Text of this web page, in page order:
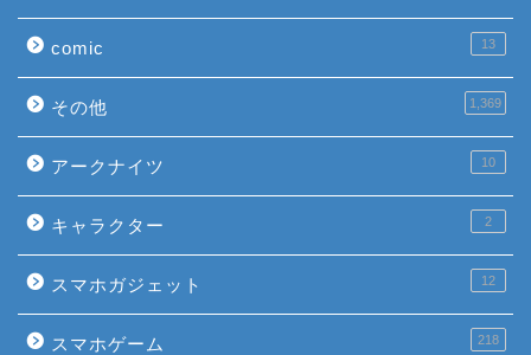
comic 13
その他 1,369
アークナイツ 10
キャラクター 2
スマホガジェット 12
スマホゲーム 218